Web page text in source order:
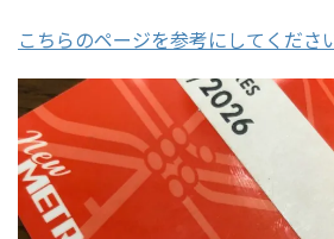
こちらのページを参考にしてくださ